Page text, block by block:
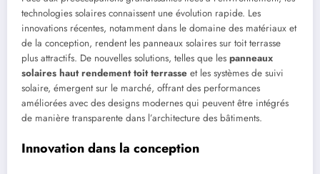
technologies solaires connaissent une évolution rapide. Les
innovations récentes, notamment dans le domaine des matériaux et
de la conception, rendent les panneaux solaires sur toit terrasse
plus attractifs. De nouvelles solutions, telles que les panneaux
solaires haut rendement toit terrasse et les systèmes de suivi
solaire, émergent sur le marché, offrant des performances
améliorées avec des designs modernes qui peuvent être intégrés
de manière transparente dans l’architecture des bâtiments.
Innovation dans la conception